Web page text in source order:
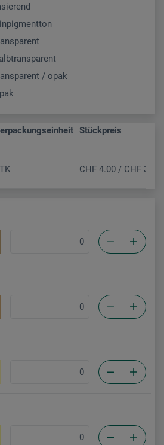
/ opak
Stückpreis
CHF 4.00 / CHF